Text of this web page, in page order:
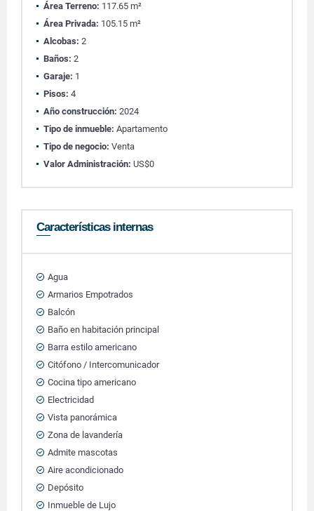
Área Terreno: 117.65 m²
Área Privada: 105.15 m²
Alcobas: 2
Baños: 2
Garaje: 1
Pisos: 4
Año construcción: 2024
Tipo de inmueble: Apartamento
Tipo de negocio: Venta
Valor Administración: US$0
Características internas
Agua
Armarios Empotrados
Balcón
Baño en habitación principal
Barra estilo americano
Citófono / Intercomunicador
Cocina tipo americano
Electricidad
Vista panorámica
Zona de lavandería
Admite mascotas
Aire acondicionado
Depósito
Inmueble de Lujo